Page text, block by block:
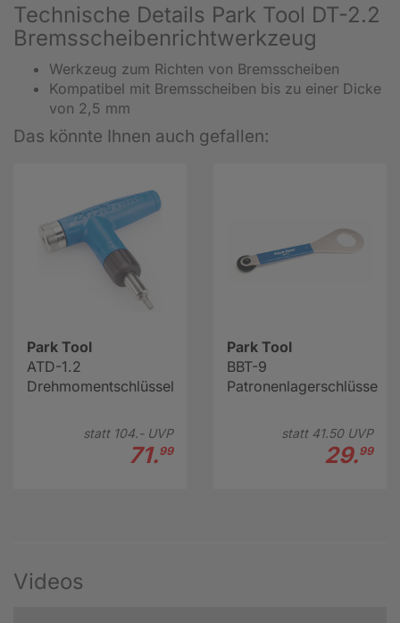
Technische Details Park Tool DT-2.2
Bremsscheibenrichtwerkzeug
Werkzeug zum Richten von Bremsscheiben
Kompatibel mit Bremsscheiben bis zu einer Dicke
von 2,5 mm
Das könnte Ihnen auch gefallen:
Park Tool
ATD-1.2
Drehmomentschlüssel
statt 104.-UVP
71.99
Park Tool
BBT-9
Patronenlagerschlüssel
statt 41.50UVP
29.99
Videos